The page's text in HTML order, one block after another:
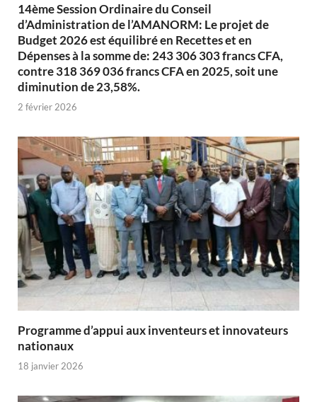
14ème Session Ordinaire du Conseil
d’Administration de l’AMANORM: Le projet de
Budget 2026 est équilibré en Recettes et en
Dépenses à la somme de: 243 306 303 francs CFA,
contre 318 369 036 francs CFA en 2025, soit une
diminution de 23,58%.
2 février 2026
Programme d’appui aux inventeurs et innovateurs
nationaux
18 janvier 2026